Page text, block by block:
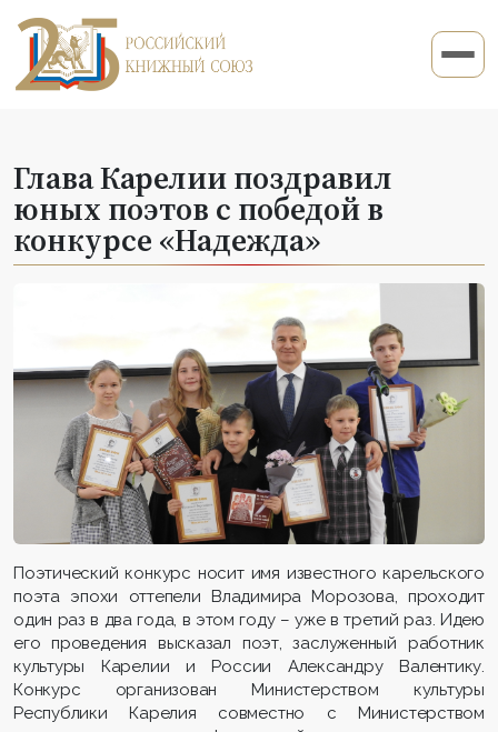
Глава Карелии поздравил
юных поэтов с победой в
конкурсе «Надежда»
Поэтический конкурс носит имя известного карельского
поэта эпохи оттепели Владимира Морозова, проходит
один раз в два года, в этом году – уже в третий раз. Идею
его проведения высказал поэт, заслуженный работник
культуры Карелии и России Александру Валентику.
Конкурс организован Министерством культуры
Республики Карелия совместно с Министерством